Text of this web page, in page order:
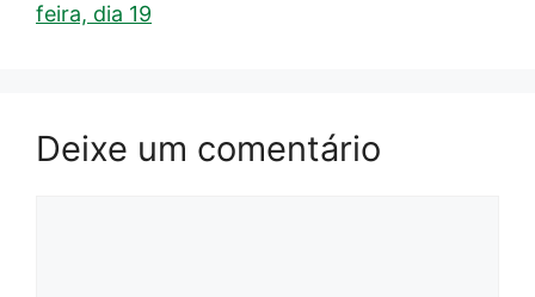
feira, dia 19
Deixe um comentário